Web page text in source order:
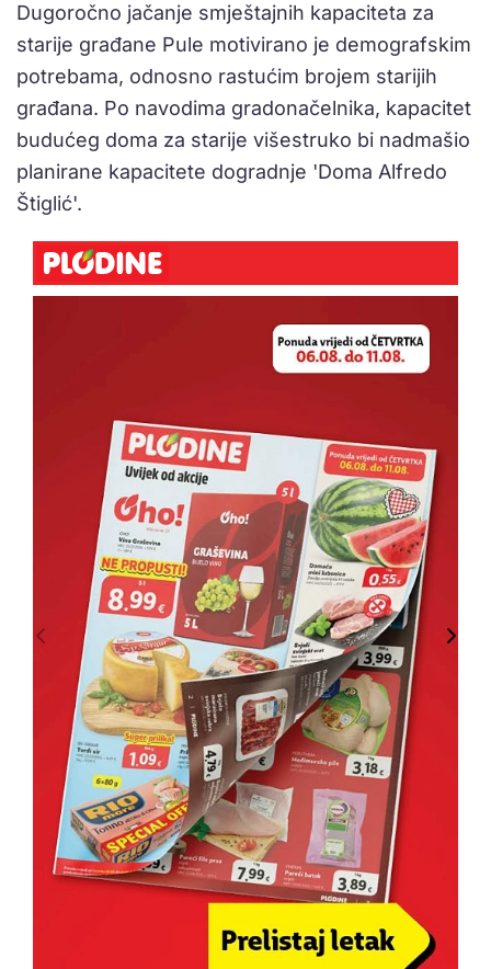
Dugoročno jačanje smještajnih kapaciteta za
starije građane Pule motivirano je demografskim
potrebama, odnosno rastućim brojem starijih
građana. Po navodima gradonačelnika, kapacitet
budućeg doma za starije višestruko bi nadmašio
planirane kapacitete dogradnje 'Doma Alfredo
Štiglić'.